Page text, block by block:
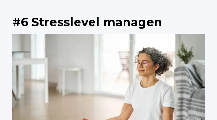
#6 Stresslevel managen